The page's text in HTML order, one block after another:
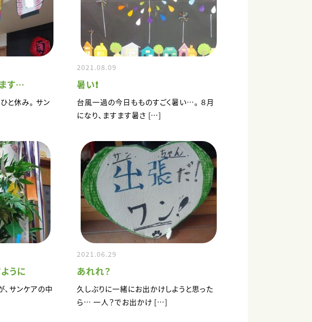
す…
と休み。 サン
2021.08.09
暑い❗
台風一過の今日もものすごく暑い…。 ８月
になり、ますます暑さ […]
うに
、サンケアの中
2021.06.29
あれれ？
久しぶりに一緒にお出かけしようと思った
ら… 一人？でお出かけ […]